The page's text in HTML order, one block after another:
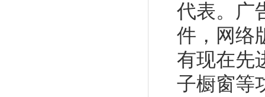
代表。广
件，网络
有现在先
子橱窗等